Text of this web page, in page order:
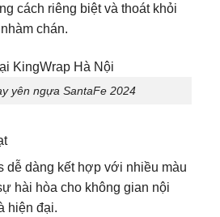
cách riêng biệt và thoát khỏi
chán.
yên ngựa SantaFe 2024
dễ dàng kết hợp với nhiều màu
hài hòa cho không gian nội
hiện đại.